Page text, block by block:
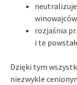
rozjaśnia
i te
Dzięki tym
niezwykle